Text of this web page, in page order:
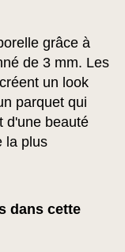
grâce à
de 3 mm. Les
un look
parquet qui
d'une beauté
la plus
dans cette